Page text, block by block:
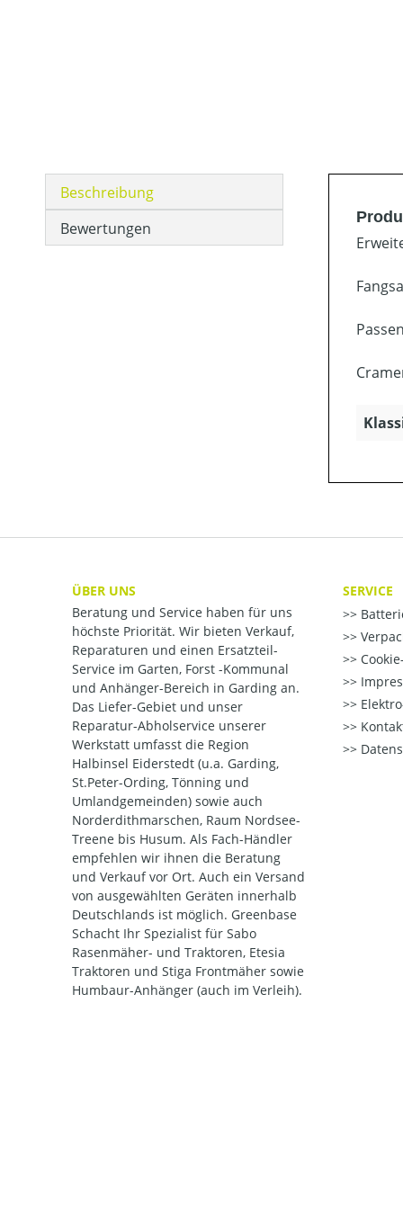
Beschreibung
Bewertungen
ÜBER UNS
Beratung und Service haben für uns
höchste Priorität. Wir bieten Verkauf,
Reparaturen und einen Ersatzteil-
Service im Garten, Forst -Kommunal
und Anhänger-Bereich in Garding an.
Das Liefer-Gebiet und unser
Reparatur-Abholservice unserer
Werkstatt umfasst die Region
Halbinsel Eiderstedt (u.a. Garding,
St.Peter-Ording, Tönning und
Umlandgemeinden) sowie auch
Norderdithmarschen, Raum Nordsee-
Treene bis Husum. Als Fach-Händler
empfehlen wir ihnen die Beratung
und Verkauf vor Ort. Auch ein Versand
von ausgewählten Geräten innerhalb
Deutschlands ist möglich. Greenbase
Schacht Ihr Spezialist für Sabo
Rasenmäher- und Traktoren, Etesia
Traktoren und Stiga Frontmäher sowie
Humbaur-Anhänger (auch im Verleih).
SERVICE